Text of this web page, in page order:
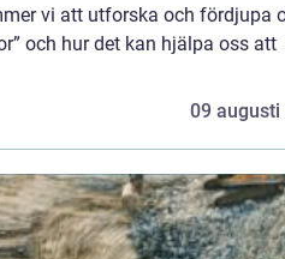
vi att utforska och fördjupa
och hur det kan hjälpa oss att
09 augusti